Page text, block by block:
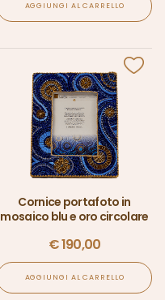
AGGIUNGI AL CARRELLO
Cornice portafoto in
mosaico blu e oro circolare
€190,00
AGGIUNGI AL CARRELLO